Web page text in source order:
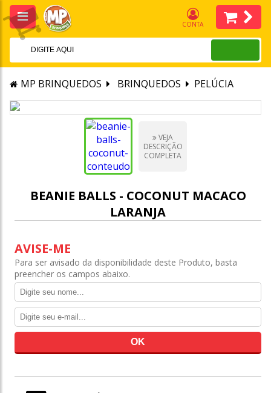
CONTA
MP BRINQUEDOS BRINQUEDOS PELÚCIA
VEJA
DESCRIÇÃO
COMPLETA
BEANIE BALLS - COCONUT MACACO
LARANJA
AVISE-ME
Para ser avisado da disponibilidade deste Produto, basta
preencher os campos abaixo.